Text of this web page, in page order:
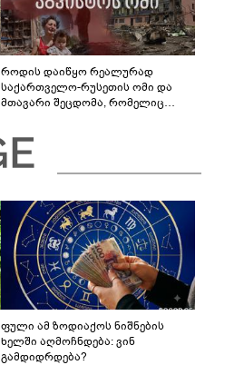
როდის დაიწყო რეალურად
საქართველო-რუსეთის ომი და
მთავარი შეცდომა, რომელიც
ფული ამ ზოდიაქოს ნიშნების
ხელში აღმოჩნდება: ვინ
გამდიდრდება?